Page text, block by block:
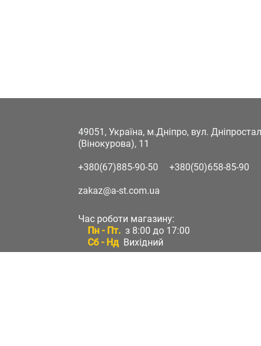
49051, Україна, м.Дніпро, вул.
(Вінокурова), 11
+380(67)885-90-50 +380(50)658-85-90
zakaz@a-st.com.ua
Час роботи магазину:
Пн - Пт. з 8:00 до 17:00
Сб - Нд Вихідний